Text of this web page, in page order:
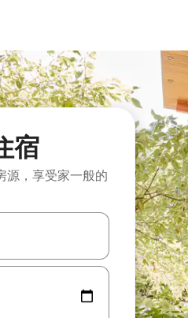
宿
源，享受家一般的
查看，或通过点击或滑动手势浏览。